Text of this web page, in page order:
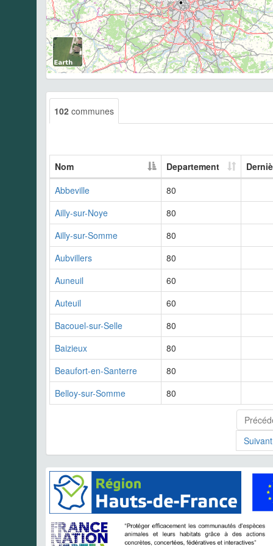
102 communes
Nom Departement
Abbeville
80
Ailly-sur-Noye
80
Ailly-sur-Somme
80
Aubvillers
80
Auneuil
60
Auteuil
60
Bacouel-sur-Selle
80
Baizieux
80
Beaufort-en-Santerre
80
Belloy-sur-Somme
80
Suivant